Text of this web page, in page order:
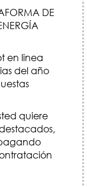
DE
en linea
del año
quiere